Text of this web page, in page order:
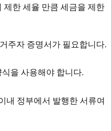
제한 세율 만큼 세금을 제한
주자 증명서가 필요합니다.
을 사용해야 합니다.
내 정부에서 발행한 서류여